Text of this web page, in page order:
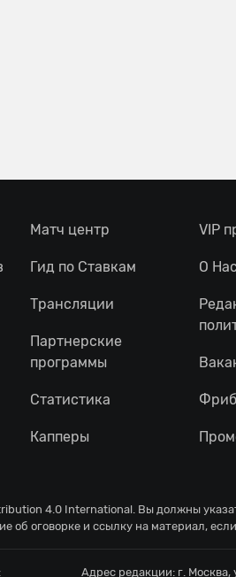
Матч центр
Гид по Ставкам
Трансляции
Партнерские
программы
Статистика
Капперы
VIP
О Нас
4.0 International . Вы должны
об оговорке и ссылку на материал,
Адрес редакции: г. Москва,